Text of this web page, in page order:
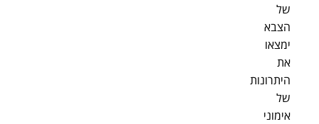
של
הצבא
ימצאו
את
היתרונות
של
אימוני